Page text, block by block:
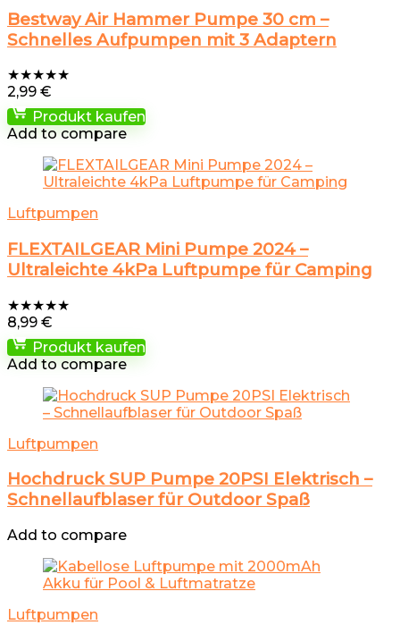
Bestway Air Hammer Pumpe 30 cm –
Schnelles Aufpumpen mit 3 Adaptern
★★★★★
2,99 €
Produkt kaufen
Add to compare
Luftpumpen
FLEXTAILGEAR Mini Pumpe 2024 –
Ultraleichte 4kPa Luftpumpe für Camping
★★★★★
8,99 €
Produkt kaufen
Add to compare
Luftpumpen
Hochdruck SUP Pumpe 20PSI Elektrisch –
Schnellaufblaser für Outdoor Spaß
Add to compare
Luftpumpen